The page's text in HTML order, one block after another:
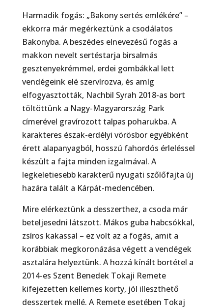
Harmadik fogás: „Bakony sertés emlékére” –
ekkorra már megérkeztünk a csodálatos
Bakonyba. A beszédes elnevezésű fogás a
makkon nevelt sertéstarja birsalmás
gesztenyekrémmel, erdei gombákkal lett
vendégeink elé szervírozva, és amíg
elfogyasztották, Nachbil Syrah 2018-as bort
töltöttünk a Nagy-Magyarország Park
címerével gravírozott talpas poharukba. A
karakteres észak-erdélyi vörösbor egyébként
érett alapanyagból, hosszú fahordós érleléssel
készült a fajta minden izgalmával. A
legkeletiesebb karakterű nyugati szőlőfajta új
hazára talált a Kárpát-medencében.
Mire elérkeztünk a desszerthez, a csoda már
beteljesedni látszott. Mákos guba habcsókkal,
zsíros kakassal – ez volt az a fogás, amit a
korábbiak megkoronázása végett a vendégek
asztalára helyeztünk. A hozzá kínált bortétel a
2014-es Szent Benedek Tokaji Remete
kifejezetten kellemes korty, jól illeszthető
desszertek mellé. A Remete esetében Tokaj